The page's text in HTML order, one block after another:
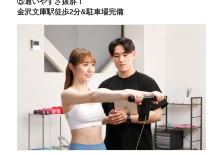
金沢文庫駅徒歩2分&駐車場完備